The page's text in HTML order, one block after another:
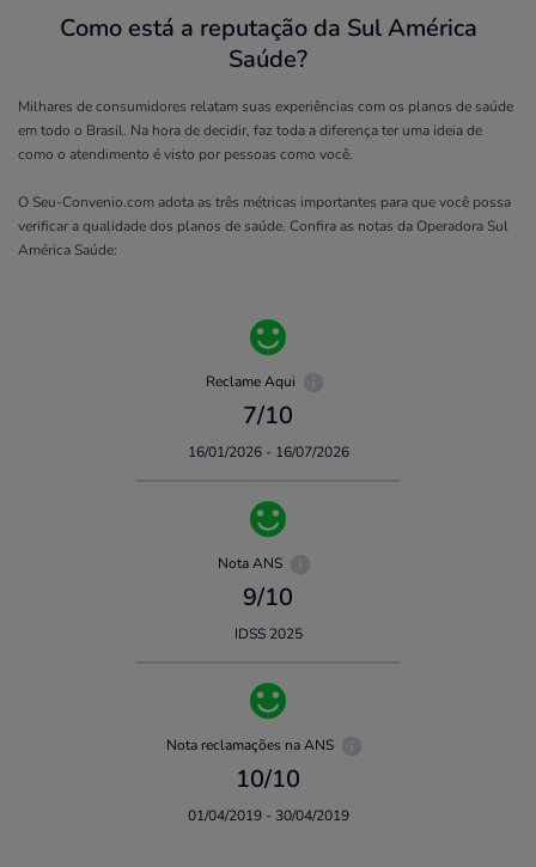
Como está a reputação da Sul América
Saúde?
Milhares de consumidores relatam suas experiências com os planos de saúde
em todo o Brasil. Na hora de decidir, faz toda a diferença ter uma ideia de
como o atendimento é visto por pessoas como você.
O Seu-Convenio.com adota as três métricas importantes para que você possa
verificar a qualidade dos planos de saúde. Confira as notas da Operadora Sul
América Saúde:
Reclame Aqui
7/10
16/01/2026 - 16/07/2026
Nota ANS
9/10
IDSS 2025
Nota reclamações na ANS
10/10
01/04/2019 - 30/04/2019